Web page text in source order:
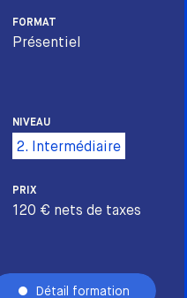
FORMAT
Présentiel
NIVEAU
2. Intermédiaire
PRIX
120 € nets de taxes
Détail formation